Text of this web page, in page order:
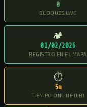
0
BLOQUES LWC
🏕
01/02/2026
REGISTRO EN EL MAPA
⏱
5m
TIEMPO ONLINE (LB)